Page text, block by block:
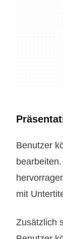
Benutzer
mit
Zusätzlich